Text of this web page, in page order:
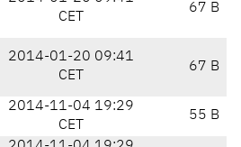
CET
67 B
2014-01-20 09:41
CET
67 B
2014-11-04 19:29
CET
55 B